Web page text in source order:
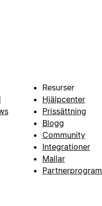
Resurser
Hjälpcenter
Prissättning
Blogg
Community
Integrationer
Mallar
Partnerprogram